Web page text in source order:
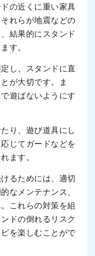
の近くに重い家具
れらが地震などの
結果的にスタンド
す。
し、スタンドに直
が大切です。ま
遊ばないようにす
り、遊び道具にし
じてガードなどを
ます。
るためには、適切
なメンテナンス、
これらの対策を組
ドの倒れるリスク
を楽しむことがで